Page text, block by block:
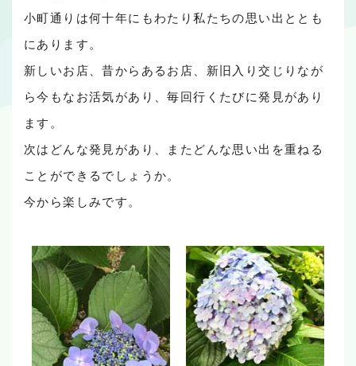
小町通りは何十年にもわたり私たちの思い出ととも
にあります。
新しいお店、昔からあるお店、新旧入り交じりなが
ら今もなお活気があり、毎回行くたびに発見があり
ます。
次はどんな発見があり、またどんな思い出を重ねる
ことができるでしょうか。
今から楽しみです。